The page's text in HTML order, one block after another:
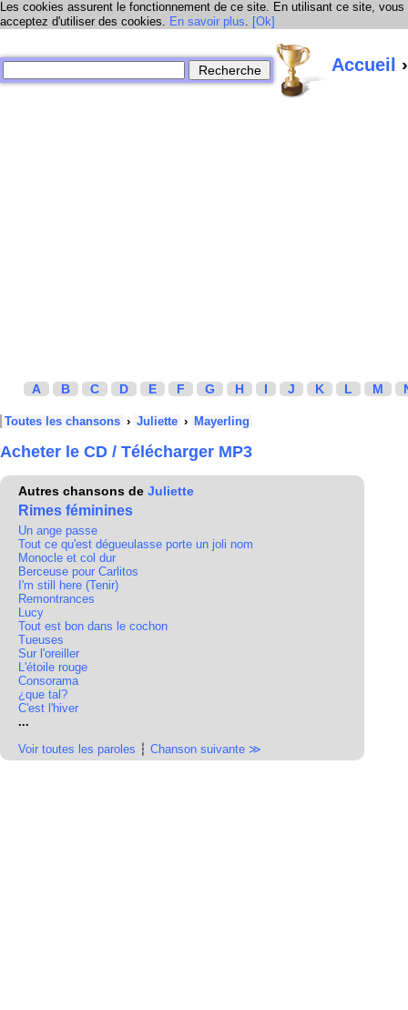
Les cookies assurent le fonctionnement de ce site. En utilisant ce site, vous
acceptez d'utiliser des cookies. En savoir plus. [Ok]
Accueil
A B C D E F G H I J K L M
Toutes les chansons › Juliette › Mayerling
Acheter le CD / Télécharger MP3
Autres chansons de Juliette
Rimes féminines
Un ange passe
Tout ce qu'est dégueulasse porte un joli nom
Monocle et col dur
Berceuse pour Carlitos
I'm still here (Tenir)
Remontrances
Lucy
Tout est bon dans le cochon
Tueuses
Sur l'oreiller
L'étoile rouge
Consorama
¿que tal?
C'est l'hiver
...
Voir toutes les paroles ┆ Chanson suivante ≫